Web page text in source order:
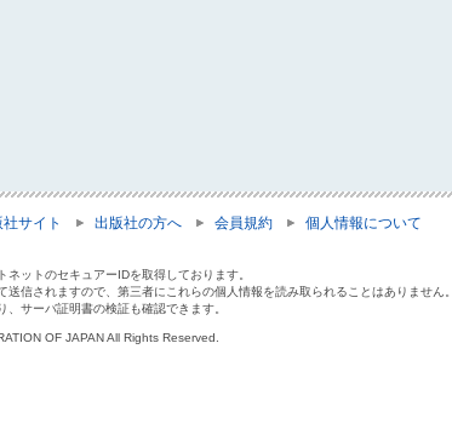
サイト 出版社の方へ 会員規約 個人情報について
ットのセキュアーIDを取得しております。
信されますので、第三者にこれらの個人情報を読み取られることはありません。
サーバ証明書の検証も確認できます。
OF JAPAN All Rights Reserved.